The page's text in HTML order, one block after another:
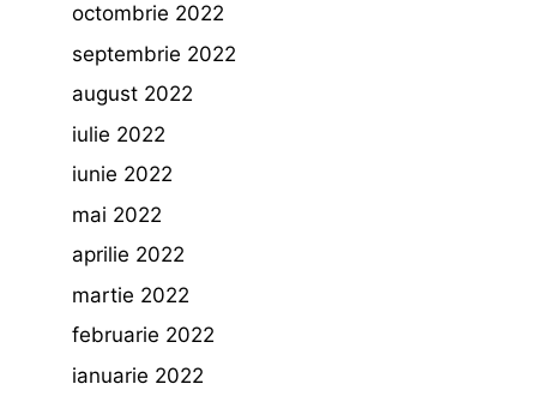
octombrie 2022
septembrie 2022
august 2022
iulie 2022
iunie 2022
mai 2022
aprilie 2022
martie 2022
februarie 2022
ianuarie 2022